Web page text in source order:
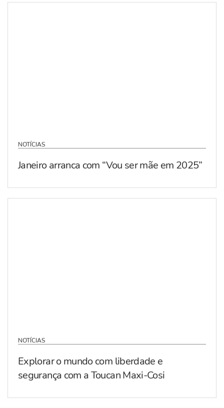
NOTÍCIAS
Janeiro arranca com “Vou ser mãe em 2025”
NOTÍCIAS
Explorar o mundo com liberdade e
segurança com a Toucan Maxi-Cosi